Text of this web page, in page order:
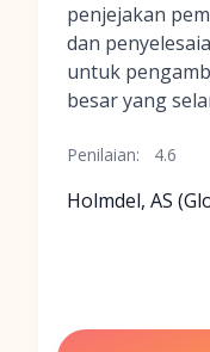
penjejakan
dan
untuk
besar yang
Penilaian: 4.6
Holmdel, AS